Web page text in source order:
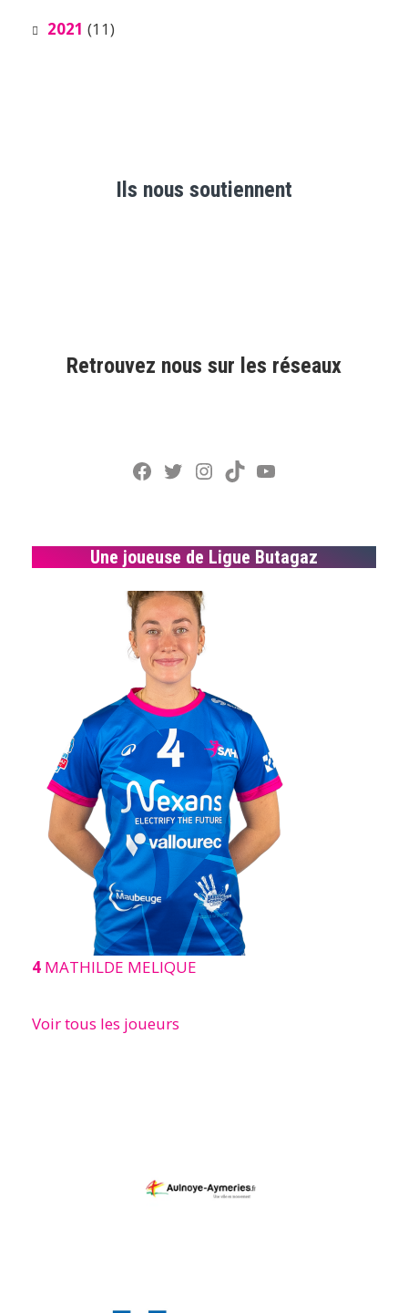
2021 (11)
Ils nous soutiennent
Retrouvez nous sur les réseaux
Facebook
Twitter
Instagram
TikTokYouTube
Une joueuse de Ligue Butagaz
4 MATHILDE MELIQUE
Voir tous les joueurs